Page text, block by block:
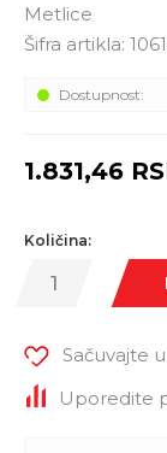
Metlice
Šifra artikla:
Dostupnost:
1.831,46
Količina:
Sačuvajte
Uporedite